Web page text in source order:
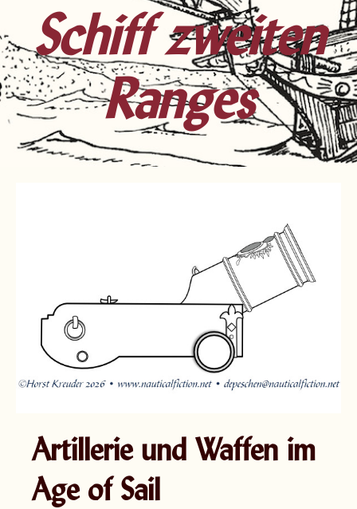
Schiff zweiten
Ranges
Artillerie und Waffen im
Age of Sail